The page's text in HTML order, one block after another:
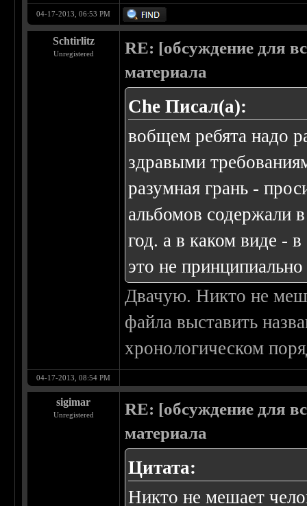
04-17-2013, 06:53 PM
Schtirlitz
Unregistered
RE: [обсуждение для
материала
Che Писал(а):
вобщем ребята надо
здравыми
разумная грань -
альбомов содержали
год. а в каком виде -
это не принципиально
Двачую. Никто не
файла выставить
хронологическом
04-17-2013, 08:54 PM
sigimar
Unregistered
RE: [обсуждение для
материала
Цитата:
Никто не мешает